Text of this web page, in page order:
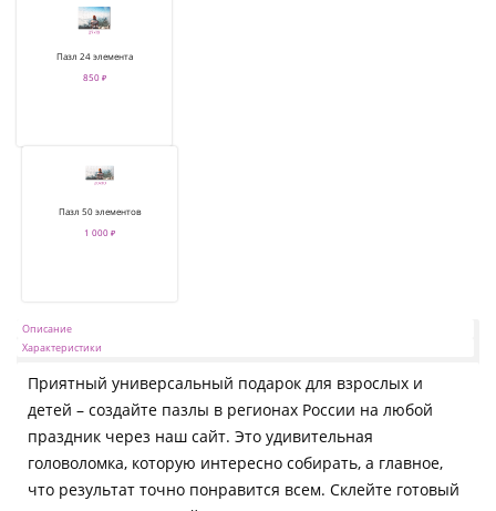
Пазл 24 элемента
850 ₽
Пазл 50 элементов
1 000 ₽
Описание
Характеристики
Приятный универсальный подарок для взрослых и
детей – создайте пазлы в регионах России на любой
праздник через наш сайт. Это удивительная
головоломка, которую интересно собирать, а главное,
что результат точно понравится всем. Склейте готовый